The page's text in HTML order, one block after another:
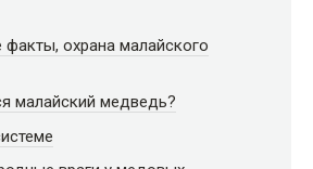
факты, охрана малайского
малайский медведь?